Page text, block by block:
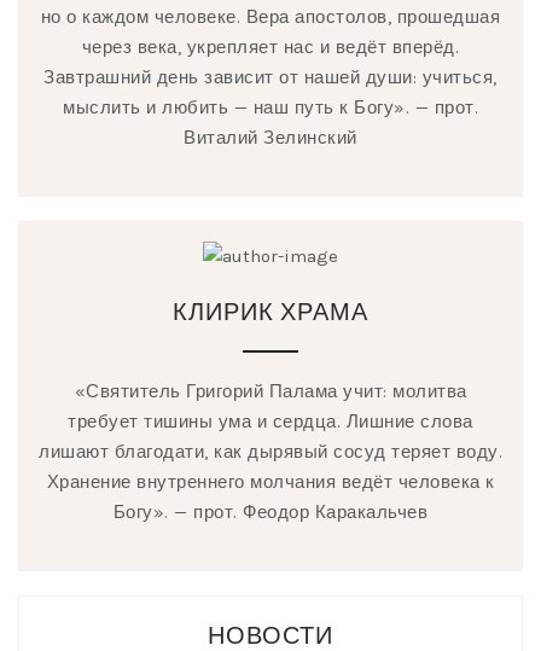
но о каждом человеке. Вера апостолов, прошедшая
через века, укрепляет нас и ведёт вперёд.
Завтрашний день зависит от нашей души: учиться,
мыслить и любить — наш путь к Богу». — прот.
Виталий Зелинский
КЛИРИК ХРАМА
«Святитель Григорий Палама учит: молитва
требует тишины ума и сердца. Лишние слова
лишают благодати, как дырявый сосуд теряет воду.
Хранение внутреннего молчания ведёт человека к
Богу». — прот. Феодор Каракальчев
НОВОСТИ